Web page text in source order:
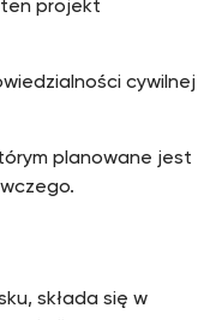
projekt
cywilnej
planowane jest
składa się w